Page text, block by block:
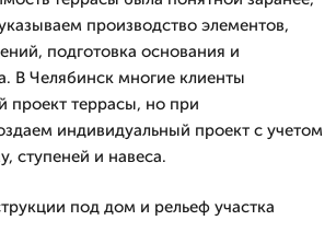
производство элементов,
подготовка основания и
В Челябинск многие клиенты
проект террасы, но при
индивидуальный проект с учетом
ступеней и навеса.
под дом и рельеф участка